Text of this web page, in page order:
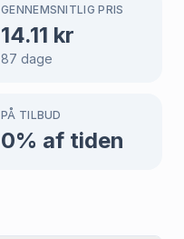
GENNEMSNITLIG PRIS
14.11 kr
87 dage
PÅ TILBUD
0% af tiden